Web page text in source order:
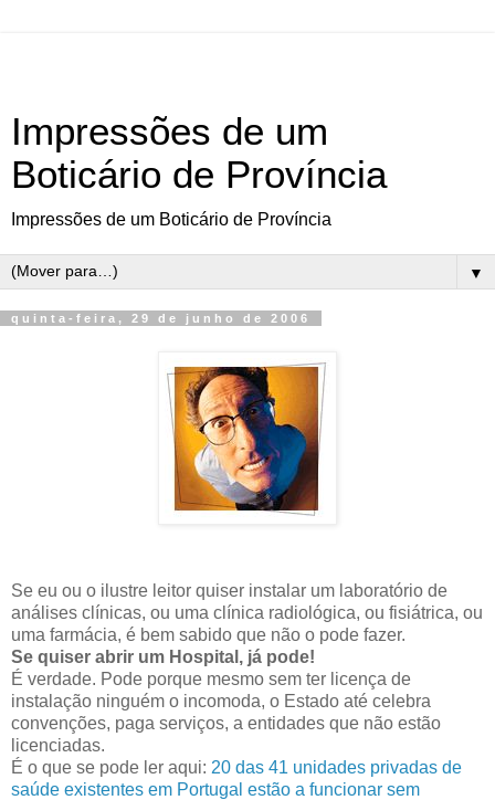
Impressões de um
Boticário de Província
Impressões de um Boticário de Província
▼
quinta-feira, 29 de junho de 2006
Se eu ou o ilustre leitor quiser instalar um laboratório de
análises clínicas, ou uma clínica radiológica, ou fisiátrica, ou
uma farmácia, é bem sabido que não o pode fazer.
Se quiser abrir um Hospital, já pode!
É verdade. Pode porque mesmo sem ter licença de
instalação ninguém o incomoda, o Estado até celebra
convenções, paga serviços, a entidades que não estão
licenciadas.
É o que se pode ler aqui: 20 das 41 unidades privadas de
saúde existentes em Portugal estão a funcionar sem